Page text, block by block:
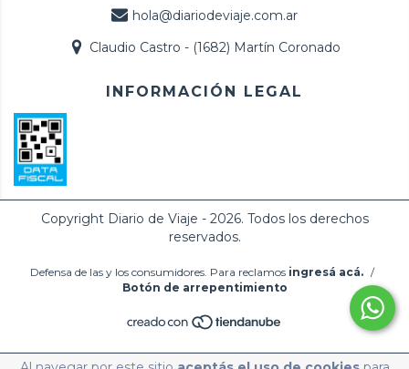
hola@diariodeviaje.com.ar
Claudio Castro - (1682) Martín Coronado
INFORMACIÓN LEGAL
Copyright Diario de Viaje - 2026. Todos los derechos
reservados.
Defensa de las y los consumidores. Para reclamos ingresá acá. /
Botón de arrepentimiento